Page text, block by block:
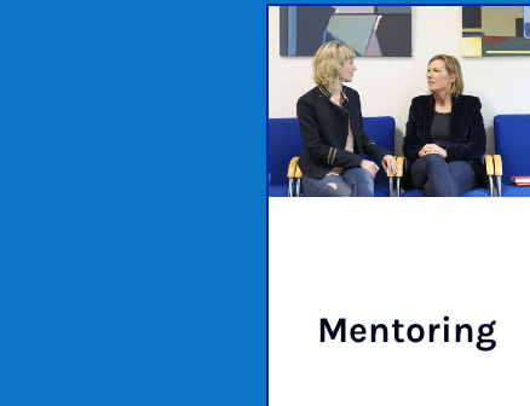
Men­to­ring